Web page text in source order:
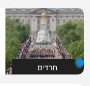
חרדים